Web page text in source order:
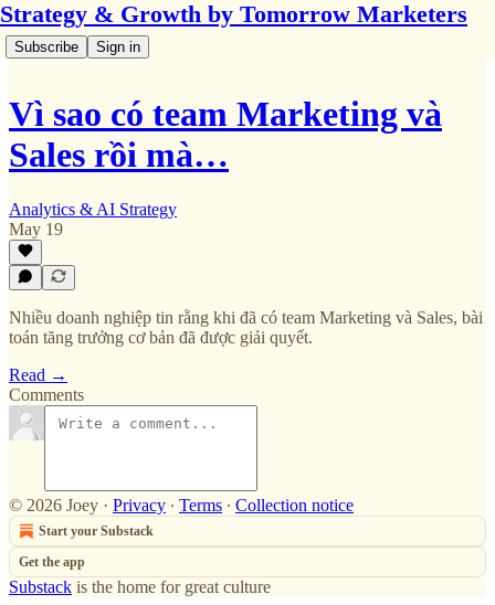
Strategy & Growth by Tomorrow Marketers
Subscribe Sign in
Vì sao có team Marketing và
Sales rồi mà…
Analytics & AI Strategy
May 19
Nhiều doanh nghiệp tin rằng khi đã có team Marketing và Sales, bài
toán tăng trưởng cơ bản đã được giải quyết.
Read →
Comments
© 2026 Joey · Privacy ∙ Terms ∙ Collection notice
Start your Substack
Get the app
Substack is the home for great culture